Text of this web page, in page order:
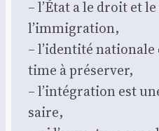
– l’État a le droit et
l’immigration,
– l’identité
time à pré­ser­ver,
– l’intégration est
saire,